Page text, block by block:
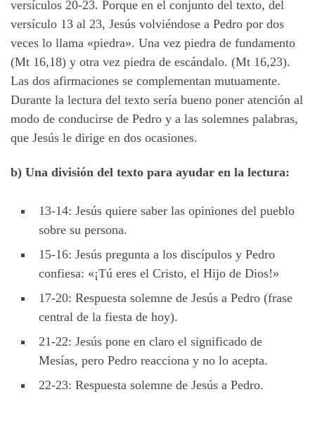
versículos 20-23. Porque en el conjunto del texto, del
versículo 13 al 23, Jesús volviéndose a Pedro por dos
veces lo llama «piedra». Una vez piedra de fundamento
(Mt 16,18) y otra vez piedra de escándalo. (Mt 16,23).
Las dos afirmaciones se complementan mutuamente.
Durante la lectura del texto sería bueno poner atención al
modo de conducirse de Pedro y a las solemnes palabras,
que Jesús le dirige en dos ocasiones.
b) Una división del texto para ayudar en la lectura:
13-14: Jesús quiere saber las opiniones del pueblo
sobre su persona.
15-16: Jesús pregunta a los discípulos y Pedro
confiesa: «¡Tú eres el Cristo, el Hijo de Dios!»
17-20: Respuesta solemne de Jesús a Pedro (frase
central de la fiesta de hoy).
21-22: Jesús pone en claro el significado de
Mesías, pero Pedro reacciona y no lo acepta.
22-23: Respuesta solemne de Jesús a Pedro.